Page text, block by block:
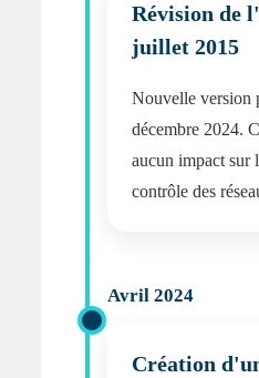
Révision de
juillet 2015
Nouvelle version
décembre 2024.
aucun impact sur
contrôle des
Avril 2024
Création